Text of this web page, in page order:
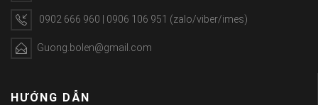
0902 666 960 | 0906 106 951 (zalo/viber/imes)
Guong.bolen@gmail.com
HƯỚNG DẪN